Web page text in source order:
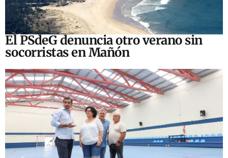
El PSdeG denuncia otro verano sin
socorristas en Mañón